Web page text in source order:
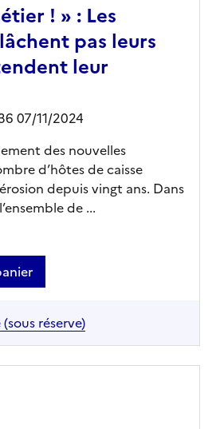
! » : Les
pas leurs
leur
07/11/2024
des nouvelles
d’hôtes de caisse
depuis vingt ans. Dans
de ...
réserve)